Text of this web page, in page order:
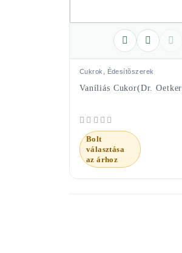
Cukrok, Édesítõszerek
Vaníliás Cukor(Dr.
Bolt
választása
az árhoz